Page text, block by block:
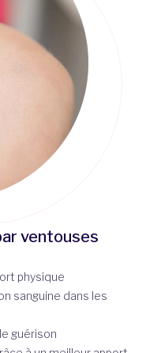
ventouses
physique
sanguine dans les
guérison